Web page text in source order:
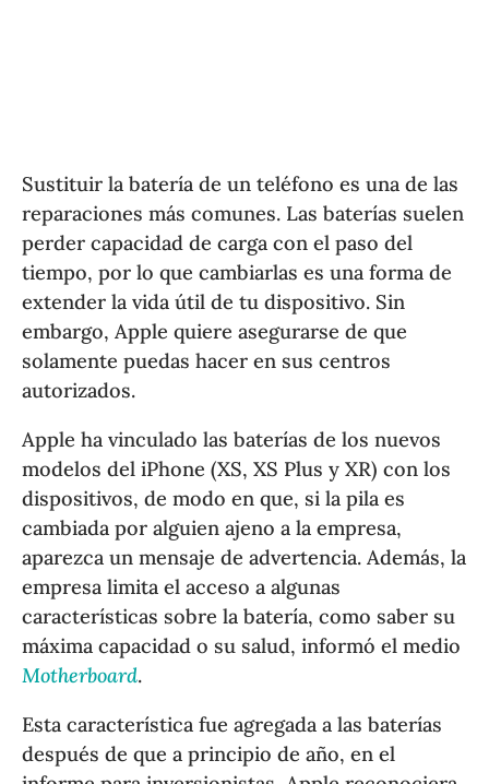
Sustituir la batería de un teléfono es una de las
reparaciones más comunes. Las baterías suelen
perder capacidad de carga con el paso del
tiempo, por lo que cambiarlas es una forma de
extender la vida útil de tu dispositivo. Sin
embargo, Apple quiere asegurarse de que
solamente puedas hacer en sus centros
autorizados.
Apple ha vinculado las baterías de los nuevos
modelos del iPhone (XS, XS Plus y XR) con los
dispositivos, de modo en que, si la pila es
cambiada por alguien ajeno a la empresa,
aparezca un mensaje de advertencia. Además, la
empresa limita el acceso a algunas
características sobre la batería, como saber su
máxima capacidad o su salud, informó el medio
Motherboard.
Esta característica fue agregada a las baterías
después de que a principio de año, en el